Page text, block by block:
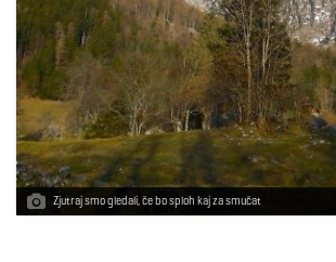
Zjutraj smo gledali, če bo sploh kaj za smučat